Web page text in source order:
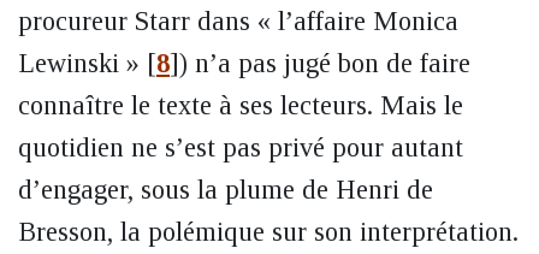
procureur Starr dans « l’affaire Monica
Lewinski » [8]) n’a pas jugé bon de faire
connaître le texte à ses lecteurs. Mais le
quotidien ne s’est pas privé pour autant
d’engager, sous la plume de Henri de
Bresson, la polémique sur son interprétation.